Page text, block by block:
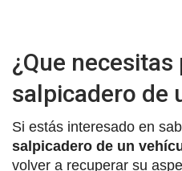
¿Que
salpicadero de
Si estás interesado en
salpicadero de un
volver a recuperar su